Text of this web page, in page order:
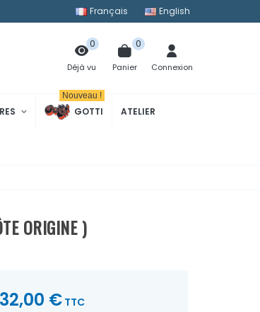
Français English
Déjà vu
0
Panier
0
Connexion
GOTTI
Nouveau !
ATELIER
ORIGINE )
32,00 € TTC